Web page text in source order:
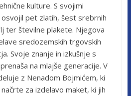
kulture. S svojimi
pet zlatih, šest srebrnih
ter številne plakete. Njegova
sredozemskih trgovskih
Svoje znanje in izkušnje s
na mlajše generacije. V
z Nenadom Bojmićem, ki
za izdelavo maket, ki jih